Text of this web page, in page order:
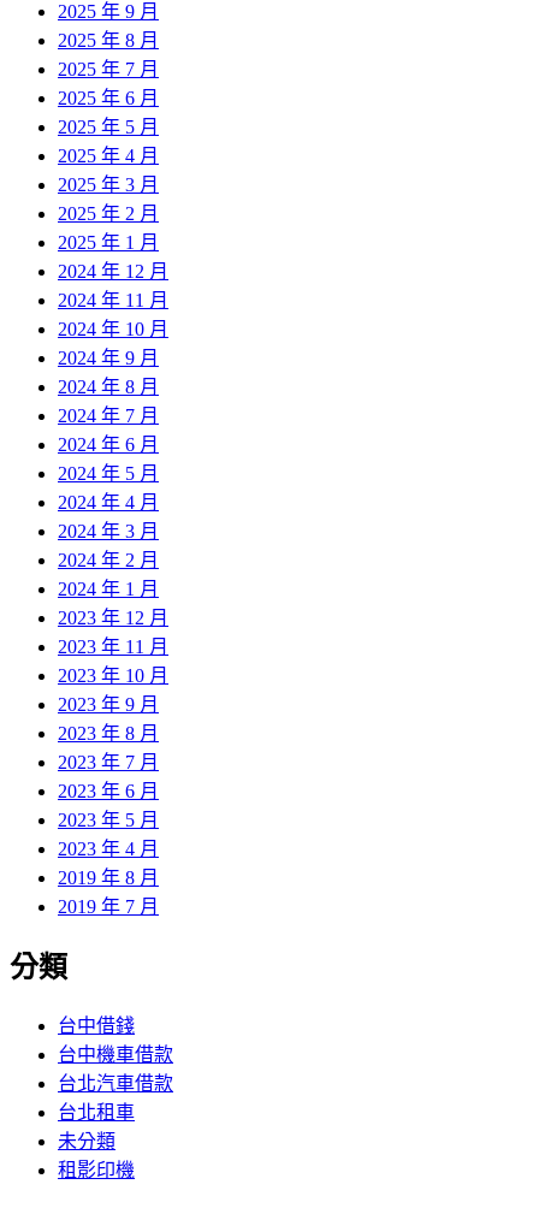
2025 年 9 月
2025 年 8 月
2025 年 7 月
2025 年 6 月
2025 年 5 月
2025 年 4 月
2025 年 3 月
2025 年 2 月
2025 年 1 月
2024 年 12 月
2024 年 11 月
2024 年 10 月
2024 年 9 月
2024 年 8 月
2024 年 7 月
2024 年 6 月
2024 年 5 月
2024 年 4 月
2024 年 3 月
2024 年 2 月
2024 年 1 月
2023 年 12 月
2023 年 11 月
2023 年 10 月
2023 年 9 月
2023 年 8 月
2023 年 7 月
2023 年 6 月
2023 年 5 月
2023 年 4 月
2019 年 8 月
2019 年 7 月
分類
台中借錢
台中機車借款
台北汽車借款
台北租車
未分類
租影印機